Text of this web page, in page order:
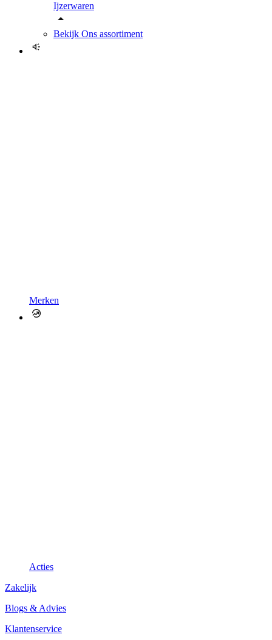
Ijzerwaren
Bekijk Ons assortiment
Merken
Acties
Zakelijk
Blogs & Advies
Klantenservice